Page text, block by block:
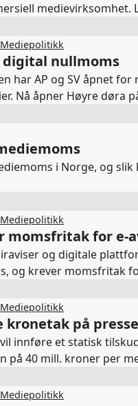
medievirksomhet.
NRK-plakaten her.
Mediepolitikk
nullmoms
har AP og SV åpnet
Nå åpner Høyre døra
redaksjonelt innhold for
i Norge, og slik
Mediepolitikk
momsfritak for e-
og digitale
og krever momsfritak
nyheter fra KrF. Vi er
signaliserer at de vil
gir et bedre system
ser i mediebransjen, sier
Mediepolitikk
kronetak på
innføre et statisk
på 40 mill. kroner per
Dette er skuffende. Et
innretningen i
Mediepolitikk